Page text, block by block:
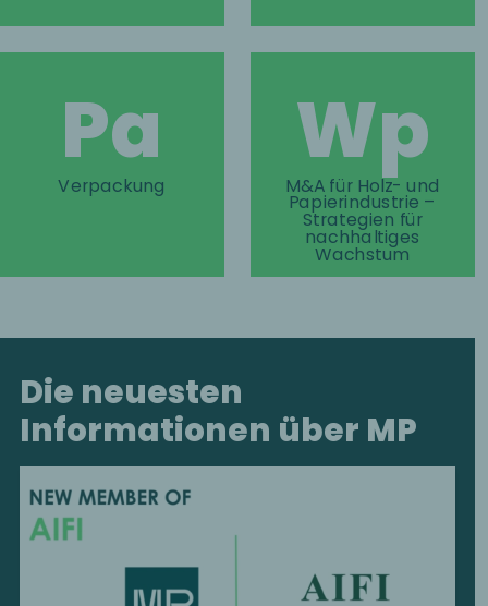
Pa
Verpackung
Wp
M&A für Holz- und
Papierindustrie –
Strategien für
nachhaltiges
Wachstum
Die neuesten
Informationen über MP